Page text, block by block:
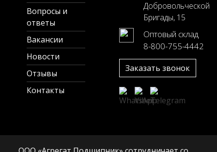
Вопросы и
ответы
Вакансии
Новости
Отзывы
Контакты
Добровольческой
Бригады, 15
Оптовый склад
8-800-755-4442
Заказать звонок